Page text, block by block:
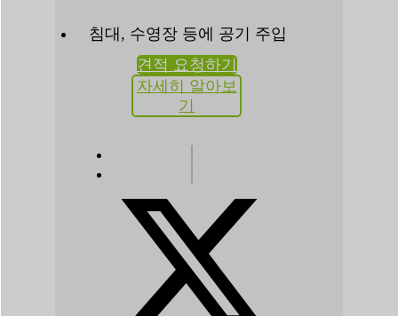
침대, 수영장 등에 공기 주입
견적 요청하기
자세히 알아보
기